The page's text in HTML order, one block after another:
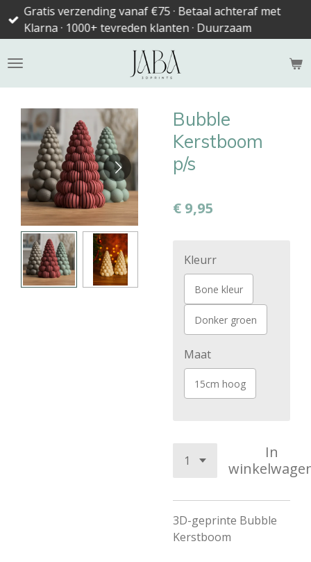
Ga
direct
de
Gratis verzending vanaf €75 · Betaal achteraf met
Klarna · 1000+ tevreden klanten · Duurzaam
Bubble
Kerstboom
p/s
€ 9,95
Kleurr
Bone kleur
Donker groen
Maat
15cm hoog
In
3D-geprinte Bubble
Kerstboom